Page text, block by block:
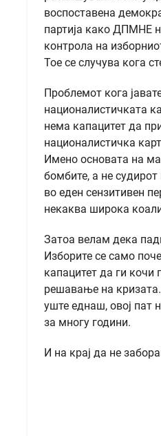
воспоставена
партија како ДПМНЕ
контрола на
Тое се случува кога
Проблемот кога
националистичката
нема капацитет да
националистичка
Имено основата на
бомбите, а не
во еден сензитивен
некаква широка
Затоа велам дека
Изборите се само
капацитет да ги
решавање на кризата.
уште еднаш, овој пат
за многу години.
И на крај да не